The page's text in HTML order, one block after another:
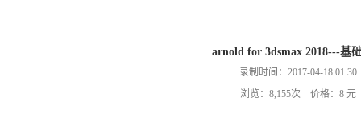
arnold for 3dsmax 2018---基
录制时间：2017-04-18 01:30
浏览：8,155次 价格：8 元